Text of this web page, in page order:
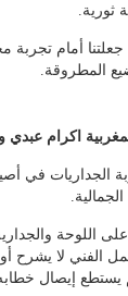
ثورية.
أمام تجربة
المطروقة.
اكرام عبدي
في
على اللوحة
الفني لا يشرح
إيصال